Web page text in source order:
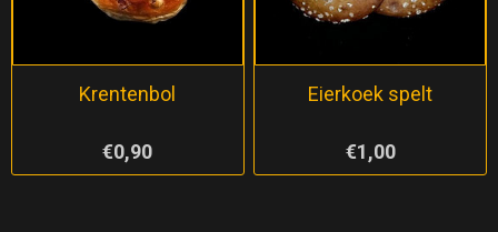
Krentenbol
€0,90
Eierkoek spelt
€1,00